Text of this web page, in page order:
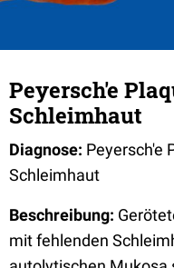
Peyersch'e
Schleimhaut
Diagnose: Peyersch'e
Schleimhaut
Beschreibung:
mit fehlenden